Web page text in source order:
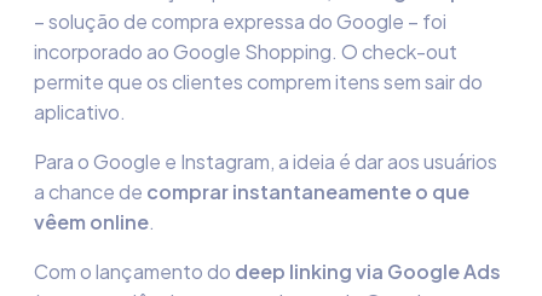
– solução de compra expressa do Google – foi
incorporado ao Google Shopping. O check-out
permite que os clientes comprem itens sem sair do
aplicativo.
Para o Google e Instagram, a ideia é dar aos usuários
a chance de comprarinstantaneamente o que
vêem online.
Com o lançamento do deep linkingvia GoogleAds